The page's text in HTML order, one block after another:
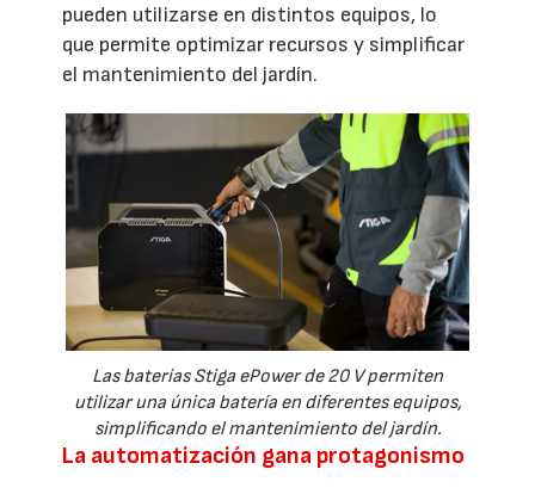
pueden utilizarse en distintos equipos, lo
que permite optimizar recursos y simplificar
el mantenimiento del jardín.
Las baterías Stiga ePower de 20 V permiten
utilizar una única batería en diferentes equipos,
simplificando el mantenimiento del jardín.
La automatización gana protagonismo